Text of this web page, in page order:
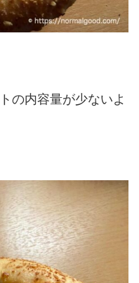
の内容量が少ないよ